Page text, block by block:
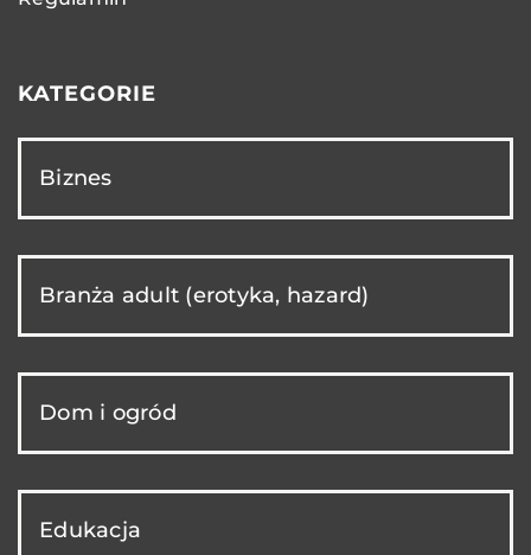
KATEGORIE
Biznes
Branża adult (erotyka, hazard)
Dom i ogród
Edukacja